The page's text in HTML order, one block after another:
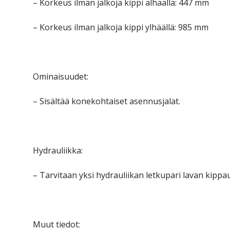
– Korkeus ilman jalkoja kippi alhaalla: 447 mm
– Korkeus ilman jalkoja kippi ylhäällä: 985 mm
Ominaisuudet:
– Sisältää konekohtaiset asennusjalat.
Hydrauliikka:
– Tarvitaan yksi hydrauliikan letkupari lavan
Muut tiedot: